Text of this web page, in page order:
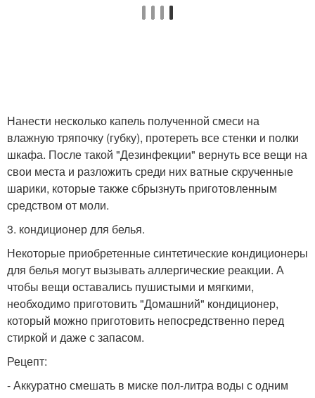
Нанести несколько капель полученной смеси на
влажную тряпочку (губку), протереть все стенки и полки
шкафа. После такой "Дезинфекции" вернуть все вещи на
свои места и разложить среди них ватные скрученные
шарики, которые также сбрызнуть приготовленным
средством от моли.
3. кондиционер для белья.
Некоторые приобретенные синтетические кондиционеры
для белья могут вызывать аллергические реакции. А
чтобы вещи оставались пушистыми и мягкими,
необходимо приготовить "Домашний" кондиционер,
который можно приготовить непосредственно перед
стиркой и даже с запасом.
Рецепт:
- Аккуратно смешать в миске пол-литра воды с одним